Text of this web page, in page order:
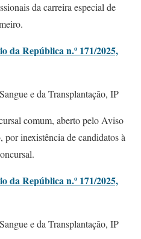
da carreira especial de
da República n.º 171/2025,
e da Transplantação, IP
comum, aberto pelo Aviso
inexistência de candidatos à
da República n.º 171/2025,
e da Transplantação, IP